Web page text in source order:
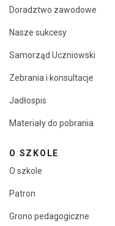
Doradztwo zawodowe
Nasze sukcesy
Samorząd Uczniowski
Zebrania i konsultacje
Jadłospis
Materiały do pobrania
O SZKOLE
O szkole
Patron
Grono pedagogiczne